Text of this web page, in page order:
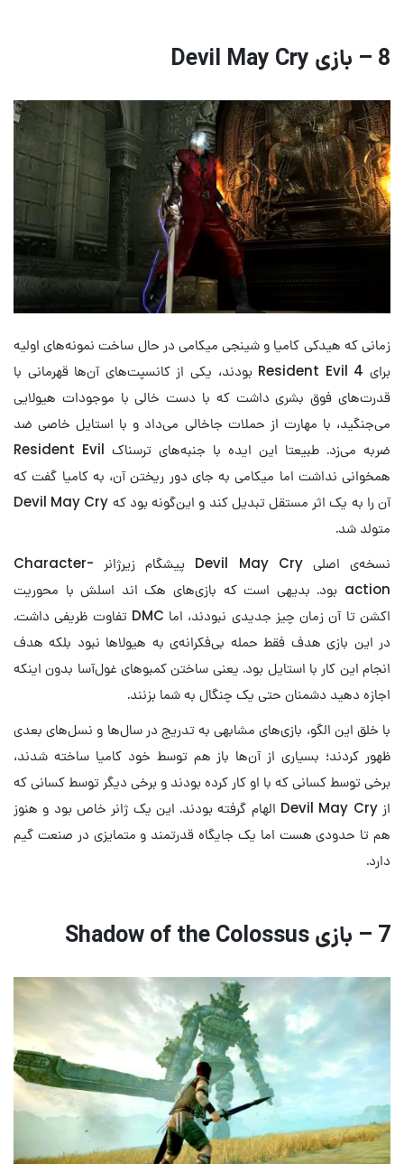
8 – بازی Devil May Cry
زمانی که هیدکی کامیا و شینجی میکامی در حال ساخت نمونه‌های اولیه
برای Resident Evil 4 بودند، یکی از کانسپت‌های آن‌ها قهرمانی با
قدرت‌های فوق ‌بشری داشت که با دست خالی با موجودات هیولایی
می‌جنگید، با مهارت از حملات جاخالی می‌داد و با استایل خاصی ضد
ضربه می‌زد. طبیعتا این ایده با جنبه‌های ترسناک Resident Evil
همخوانی نداشت اما میکامی به جای دور ریختن آن، به کامیا گفت که
آن را به یک اثر مستقل تبدیل کند و این‌گونه بود که Devil May Cry
متولد شد.
نسخه‌ی اصلی Devil May Cry پیشگام زیرژانر Character-
action بود. بدیهی است که بازی‌های هک اند اسلش با محوریت
اکشن تا آن زمان چیز جدیدی نبودند، اما DMC تفاوت ظریفی داشت.
در این بازی هدف فقط حمله بی‌فکرانه‌ی به هیولاها نبود بلکه هدف
انجام این کار با استایل بود. یعنی ساختن کمبوهای غول‌آسا بدون اینکه
اجازه دهید دشمنان حتی یک چنگال به شما بزنند.
با خلق این الگو، بازی‌های مشابهی به تدریج در سال‌ها و نسل‌های بعدی
ظهور کردند؛ بسیاری از آن‌ها باز هم توسط خود کامیا ساخته شدند،
برخی توسط کسانی که با او کار کرده بودند و برخی دیگر توسط کسانی که
از Devil May Cry الهام گرفته بودند. این یک ژانر خاص بود و هنوز
هم تا حدودی هست اما یک جایگاه قدرتمند و متمایزی در صنعت گیم
دارد.
7 – بازی Shadow of the Colossus